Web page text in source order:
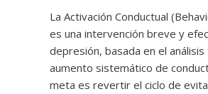
La Activación Conductual
es una intervención breve y
depresión, basada en el análisis
aumento sistemático de
meta es revertir el ciclo de